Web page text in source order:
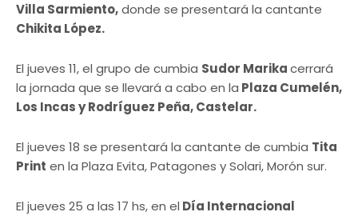
Villa Sarmiento,donde se presentará la cantante
Chikita López.
El jueves 11, el grupo de cumbia Sudor Marikacerrará
la jornada que se llevará a cabo en la Plaza Cumelén,
Los Incas y Rodríguez Peña, Castelar.
El jueves 18 se presentará la cantante de cumbia Tita
Print en la Plaza Evita, Patagones y Solari, Morón sur.
El jueves 25 a las 17 hs, en el Día Internacional